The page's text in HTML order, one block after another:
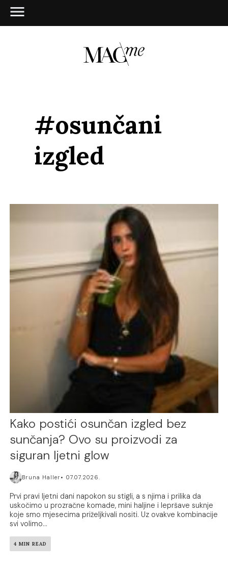
#osunčani
izgled
Kako postići osunčan izgled bez
sunčanja? Ovo su proizvodi za
siguran ljetni glow
Bruna Haller 07.07.2026.
Prvi pravi ljetni dani napokon su stigli, a s njima i prilika da
uskočimo u prozračne komade, mini haljine i lepršave suknje
koje smo mjesecima priželjkivali nositi. Uz ovakve kombinacije
svi volimo...
4 MIN READ